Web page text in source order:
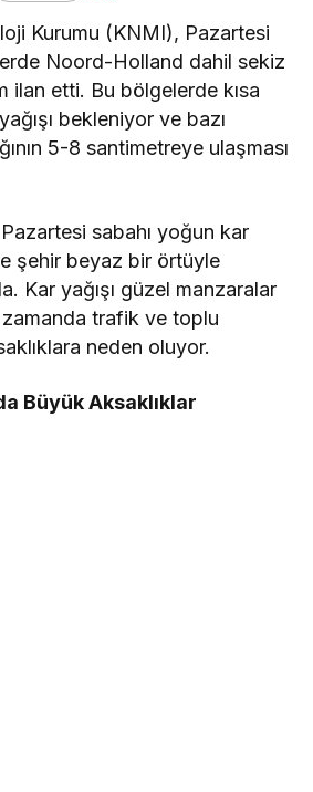
Kurumu (KNMI), Pazartesi
Noord-Holland dahil sekiz
ilan etti. Bu bölgelerde kısa
bekleniyor ve bazı
5-8 santimetreye ulaşması
sabahı yoğun kar
şehir beyaz bir örtüyle
Kar yağışı güzel manzaralar
zamanda trafik ve toplu
neden oluyor.
Büyük Aksaklıklar